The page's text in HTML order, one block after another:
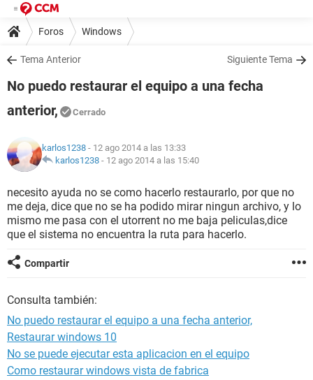
Foros Windows
Tema Anterior Siguiente Tema
No puedo restaurar el equipo a una fecha
anterior,
Cerrado
karlos1238 - 12 ago 2014 a las 13:33
karlos1238 - 12 ago 2014 a las 15:40
necesito ayuda no se como hacerlo restaurarlo, por que no
me deja, dice que no se ha podido mirar ningun archivo, y lo
mismo me pasa con el utorrent no me baja peliculas,dice
que el sistema no encuentra la ruta para hacerlo.
Compartir
Consulta también:
No puedo restaurar el equipo a una fecha anterior,
Restaurar windows 10
No se puede ejecutar esta aplicacion en el equipo
Como restaurar windows vista de fabrica